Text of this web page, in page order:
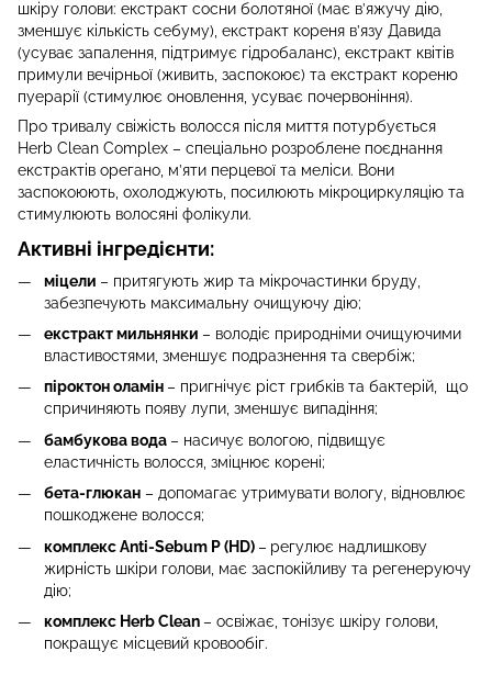
шкіру голови: екстракт сосни болотяної (має в’яжучу дію,
зменшує кількість себуму), екстракт кореня в’язу Давида
(усуває запалення, підтримує гідробаланс), екстракт квітів
примули вечірньої (живить, заспокоює) та екстракт кореню
пуерарії (стимулює оновлення, усуває почервоніння).
Про тривалу свіжість волосся після миття потурбується
Herb Clean Complex – спеціально розроблене поєднання
екстрактів орегано, м’яти перцевої та меліси. Вони
заспокоюють, охолоджують, посилюють мікроциркуляцію та
стимулюють волосяні фолікули.
Активні інгредієнти:
міцели – притягують жир та мікрочастинки бруду,
забезпечують максимальну очищуючу дію;
екстракт мильнянки – володіє природніми очищуючими
властивостями, зменшує подразнення та свербіж;
піроктон оламін – пригнічує ріст грибків та бактерій, що
спричиняють появу лупи, зменшує випадіння;
бамбукова вода – насичує вологою, підвищує
еластичність волосся, зміцнює корені;
бета-глюкан – допомагає утримувати вологу, відновлює
пошкоджене волосся;
комплекс Anti-Sebum P (HD) – регулює надлишкову
жирність шкіри голови, має заспокійливу та регенеруючу
дію;
комплекс Herb Clean – освіжає, тонізує шкіру голови,
покращує місцевий кровообіг.